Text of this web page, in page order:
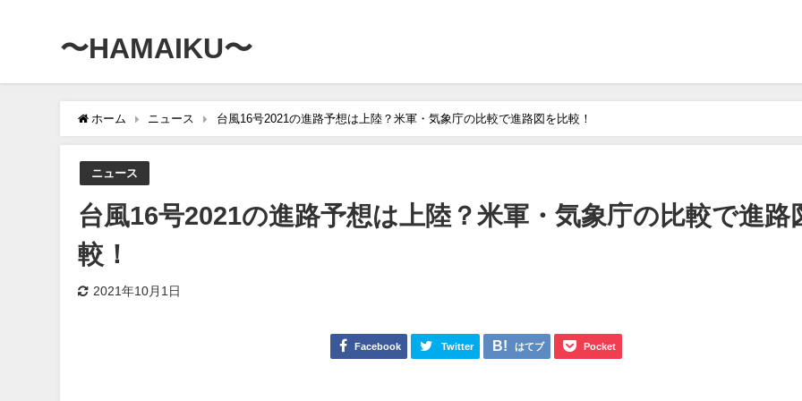
〜HAMAIKU〜
ホーム ニュース 台風16号2021の進路予想は上陸？米軍・気象庁の比較で進路図を比較！
ニュース
台風16号2021の進路予想は上陸？米軍・気象庁の比較で進路
較！
2021年10月1日
Facebook Twitter はてブ Pocket